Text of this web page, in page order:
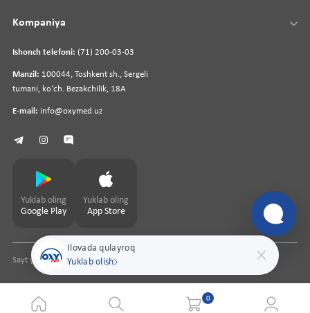
Ilovada qulayroq
Yuklab olish
Ishonch telefoni: (71) 200-03-03
Manzil: 100044, Toshkent sh., Sergeli
tumani, koʻch. Bezakchilik, 18A
E-mail: info@oxymed.uz
Kompaniya
Yuklab oling
Google Play
Yuklab oling
App Store
Sayt yaratuvchipharmit.uz
0